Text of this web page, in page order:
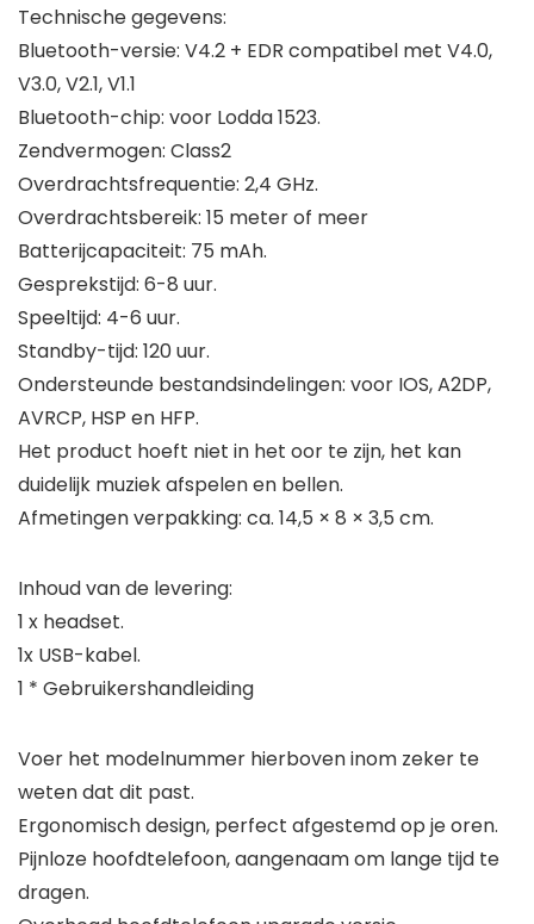
Technische gegevens:
Bluetooth-versie: V4.2 + EDR compatibel met V4.0,
V3.0, V2.1, V1.1
Bluetooth-chip: voor Lodda 1523.
Zendvermogen: Class2
Overdrachtsfrequentie: 2,4 GHz.
Overdrachtsbereik: 15 meter of meer
Batterijcapaciteit: 75 mAh.
Gesprekstijd: 6-8 uur.
Speeltijd: 4-6 uur.
Standby-tijd: 120 uur.
Ondersteunde bestandsindelingen: voor IOS, A2DP,
AVRCP, HSP en HFP.
Het product hoeft niet in het oor te zijn, het kan
duidelijk muziek afspelen en bellen.
Afmetingen verpakking: ca. 14,5 × 8 × 3,5 cm.
Inhoud van de levering:
1 x headset.
1x USB-kabel.
1 * Gebruikershandleiding
Voer het modelnummer hierboven inom zeker te
weten dat dit past.
Ergonomisch design, perfect afgestemd op je oren.
Pijnloze hoofdtelefoon, aangenaam om lange tijd te
dragen.